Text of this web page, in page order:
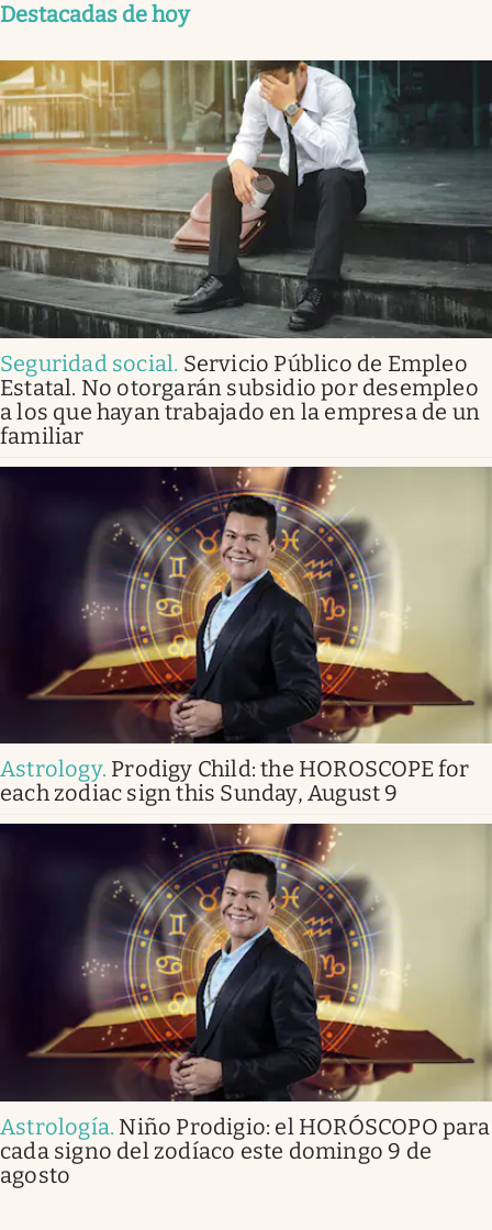
Destacadas de hoy
Seguridad social. Servicio Público de Empleo
Estatal. No otorgarán subsidio por desempleo
a los que hayan trabajado en la empresa de un
familiar
Astrology. Prodigy Child: the HOROSCOPE for
each zodiac sign this Sunday, August 9
Astrología. Niño Prodigio: el HORÓSCOPO para
cada signo del zodíaco este domingo 9 de
agosto